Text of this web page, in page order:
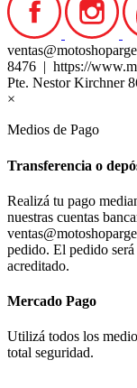
8476 | https://
Pte. Nestor Kirchner
×
Medios de Pago
Transferencia o
Realizá tu pago
nuestras cuentas
pedido. El pedido
acreditado.
Mercado Pago
Utilizá todos los
total seguridad.